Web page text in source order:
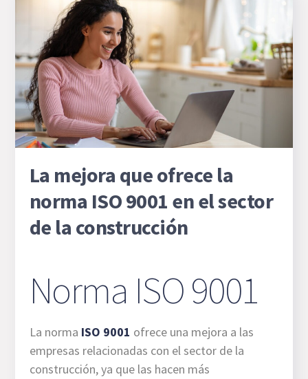
La mejora que ofrece la
norma ISO 9001 en el sector
de la construcción
Norma ISO 9001
La norma ISO 9001 ofrece una mejora a las
empresas relacionadas con el sector de la
construcción, ya que las hacen más